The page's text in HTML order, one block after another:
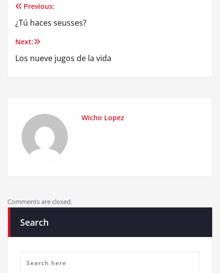
Post
navigation
Previous:
¿Tú haces seusses?
Next:
Los nueve jugos de la vida
Wicho Lopez
Comments are closed.
Search